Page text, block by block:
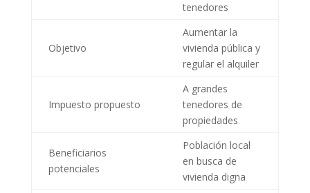
tenedores
Objetivo
Aumentar la
vivienda pública y
regular el alquiler
Impuesto propuesto
A grandes
tenedores de
propiedades
Beneficiarios
potenciales
Población local
en busca de
vivienda digna